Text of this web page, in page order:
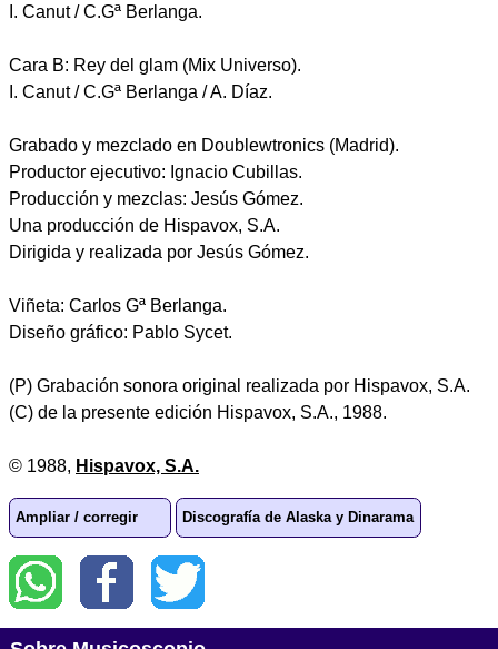
I. Canut / C.Gª Berlanga.
Cara B: Rey del glam (Mix Universo).
I. Canut / C.Gª Berlanga / A. Díaz.
Grabado y mezclado en Doublewtronics (Madrid).
Productor ejecutivo: Ignacio Cubillas.
Producción y mezclas: Jesús Gómez.
Una producción de Hispavox, S.A.
Dirigida y realizada por Jesús Gómez.
Viñeta: Carlos Gª Berlanga.
Diseño gráfico: Pablo Sycet.
(P) Grabación sonora original realizada por Hispavox, S.A.
(C) de la presente edición Hispavox, S.A., 1988.
© 1988, Hispavox, S.A.
Ampliar / corregir Discografía de Alaska y Dinarama